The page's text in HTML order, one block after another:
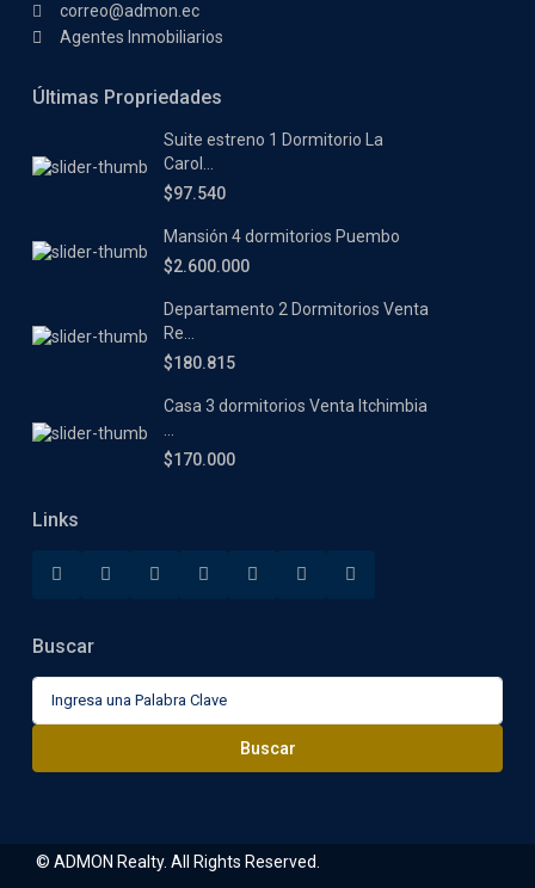
correo@admon.ec
Agentes Inmobiliarios
Últimas Propriedades
Suite estreno 1 Dormitorio La
Carol...
$97.540
Mansión 4 dormitorios Puembo
$2.600.000
Departamento 2 Dormitorios Venta
Re...
$180.815
Casa 3 dormitorios Venta Itchimbia
$170.000
Links
Buscar
Buscar
© ADMON Realty. All Rights Reserved.